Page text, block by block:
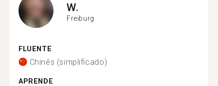
W.
Freiburg
FLUENTE
Chinês (simplificado)
APRENDE